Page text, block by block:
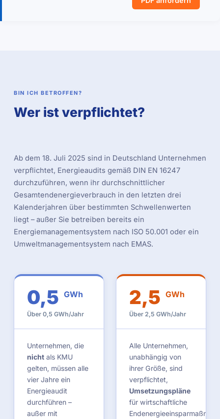
BIN ICH BETROFFEN?
Wer ist verpflichtet?
Ab dem 18. Juli 2025 sind in Deutschland Unternehmen
verpflichtet, Energieaudits gemäß DIN EN 16247
durchzuführen, wenn ihr durchschnittlicher
Gesamtendenergieverbrauch in den letzten drei
Kalenderjahren über bestimmten Schwellenwerten
liegt – außer Sie betreiben bereits ein
Energiemanagementsystem nach ISO 50.001 oder ein
Umweltmanagementsystem nach EMAS.
0,5 GWh
Über 0,5 GWh/Jahr
Unternehmen, die
nicht als KMU
gelten, müssen alle
vier Jahre ein
Energieaudit
durchführen –
außer mit
2,5 GWh
Über 2,5 GWh/Jahr
Alle Unternehmen,
unabhängig von
ihrer Größe, sind
verpflichtet,
Umsetzungspläne
für wirtschaftliche